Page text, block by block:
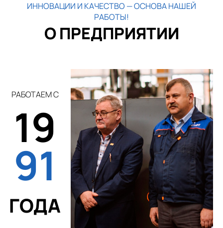
ИННОВАЦИИ И КАЧЕСТВО — ОСНОВА НАШЕЙ
РАБОТЫ!
О ПРЕДПРИЯТИИ
РАБОТАЕМ С
19
91
ГОДА